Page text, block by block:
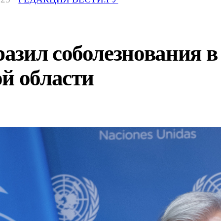
соболезнования
области